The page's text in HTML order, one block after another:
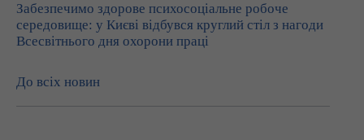
Забезпечимо здорове психосоціальне робоче
середовище: у Києві відбувся круглий стіл з нагоди
Всесвітнього дня охорони праці
До всіх новин